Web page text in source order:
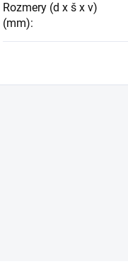
Rozmery (d x š x v)
(mm):